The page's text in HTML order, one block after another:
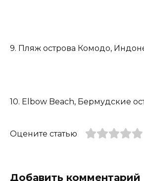
9. Пляж острова Комодо,
10. Elbow Beach, Бермудские
Оцените статью
Добавить комментарий